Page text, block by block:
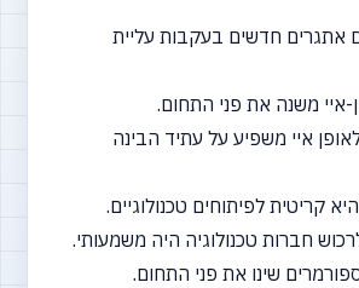
אתגרים חדשים בעקבות עליית
משנה את פני התחום.
איי משפיע על עתיד הבינה
קריטית לפיתוחים טכנולוגיים.
חברות טכנולוגיה היה משמעותי.
שינו את פני התחום.